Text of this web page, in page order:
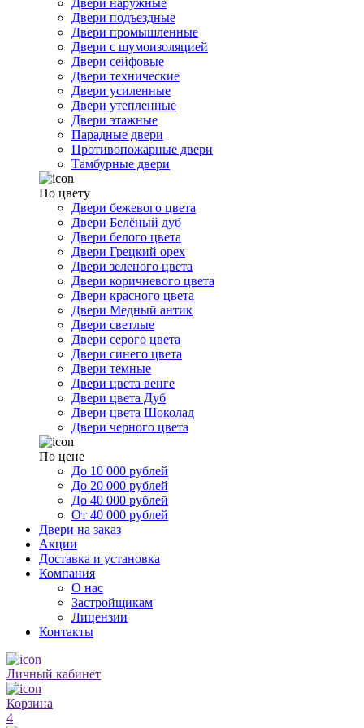
Двери наружные
Двери подъездные
Двери промышленные
Двери с шумоизоляцией
Двери сейфовые
Двери технические
Двери усиленные
Двери утепленные
Двери этажные
Парадные двери
Противопожарные двери
Тамбурные двери
По цвету
Двери бежевого цвета
Двери Белёный дуб
Двери белого цвета
Двери Грецкий орех
Двери зеленого цвета
Двери коричневого цвета
Двери красного цвета
Двери Медный антик
Двери светлые
Двери серого цвета
Двери синего цвета
Двери темные
Двери цвета венге
Двери цвета Дуб
Двери цвета Шоколад
Двери черного цвета
По цене
До 10 000 рублей
До 20 000 рублей
До 40 000 рублей
От 40 000 рублей
Двери на заказ
Акции
Доставка и установка
Компания
О нас
Застройщикам
Лицензии
Контакты
Личный кабинет
Корзина
4